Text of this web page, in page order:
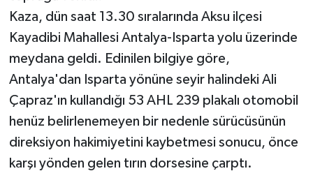
Kaza, dün saat 13.30 sıralarında Aksu ilçesi
Kayadibi Mahallesi Antalya-Isparta yolu üzerinde
meydana geldi. Edinilen bilgiye göre,
Antalya'dan Isparta yönüne seyir halindeki Ali
Çapraz'ın kullandığı 53 AHL 239 plakalı otomobil
henüz belirlenemeyen bir nedenle sürücüsünün
direksiyon hakimiyetini kaybetmesi sonucu, önce
karşı yönden gelen tırın dorsesine çarptı.